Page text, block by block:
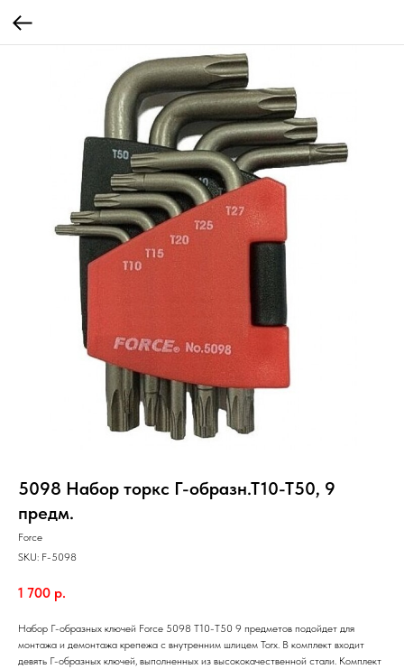
5098 Набор торкс Г-образн.Т10-Т50, 9
предм.
Force
SKU: F-5098
1 700 р.
Набор Г-образных ключей Force 5098 Т10-Т50 9 предметов подойдет для
монтажа и демонтажа крепежа с внутренним шлицем Torx. В комплект входит
девять Г-образных ключей, выполненных из высококачественной стали. Комплект